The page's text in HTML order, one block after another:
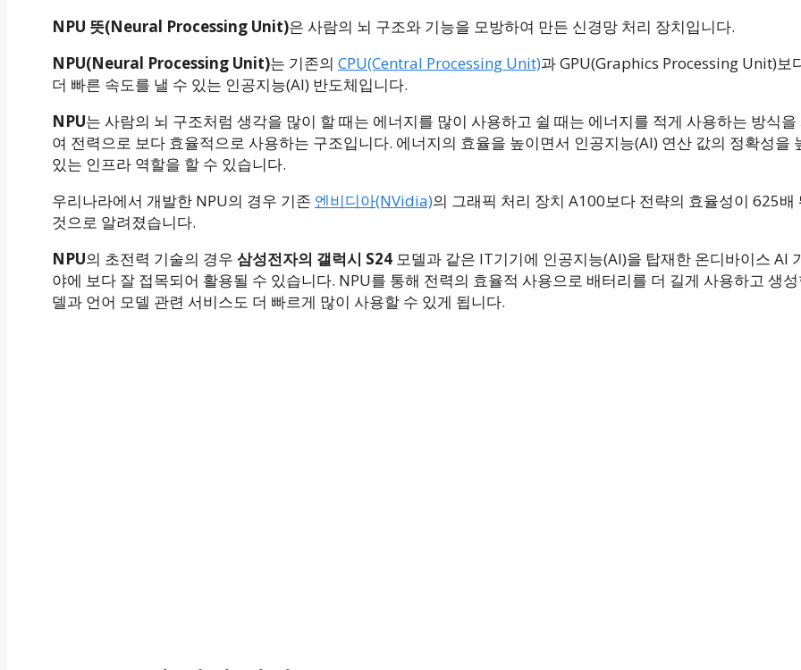
NPU 뜻(Neural Processing Unit)은 사람의 뇌 구조와 기능을 모방하여 만든 신경망 처리 장치입니다.
NPU(Neural Processing Unit)는 기존의 CPU(Central Processing Unit)과 GPU(Graphics Processing Unit)보
더 빠른 속도를 낼 수 있는 인공지능(AI) 반도체입니다.
NPU는 사람의 뇌 구조처럼 생각을 많이 할 때는 에너지를 많이 사용하고 쉴 때는 에너지를 적게 사용하는 방식
여 전력으로 보다 효율적으로 사용하는 구조입니다. 에너지의 효율을 높이면서 인공지능(AI) 연산 값의 정확성을
있는 인프라 역할을 할 수 있습니다.
우리나라에서 개발한 NPU의 경우 기존 엔비디아(NVidia)의 그래픽 처리 장치 A100보다 전략의 효율성이 625배
것으로 알려졌습니다.
NPU의 초전력 기술의 경우 삼성전자의 갤럭시 S24 모델과 같은 IT기기에 인공지능(AI)을 탑재한 온디바이스 AI
야에 보다 잘 접목되어 활용될 수 있습니다. NPU를 통해 전력의 효율적 사용으로 배터리를 더 길게 사용하고 생
델과 언어 모델 관련 서비스도 더 빠르게 많이 사용할 수 있게 됩니다.